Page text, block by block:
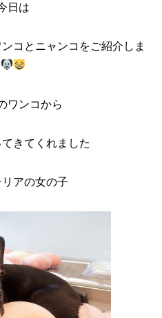
日は
コとニャンコをご紹介しま
ワンコから
きてくれました
アの女の子